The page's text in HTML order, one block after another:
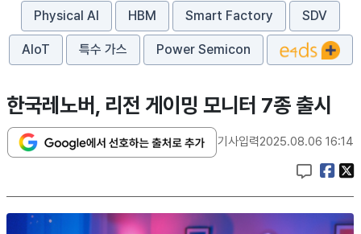
Physical AI HBM Smart Factory SDV
AIoT 특수 가스 Power Semicon
한국레노버, 리전 게이밍 모니터 7종 출시
기사입력2025.08.06 16:14